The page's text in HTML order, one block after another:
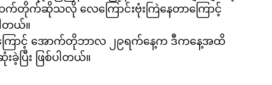
တိုက်ဆိုသလို လေကြောင်းဗုံးကြဲနေတာကြောင့်
တယ်။
ြောင့် အောက်တိုဘာလ ၂၉ရက်နေ့က ဒီကနေ့အထိ
ပြီး ဖြစ်ပါတယ်။